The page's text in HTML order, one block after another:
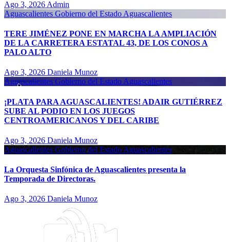
Ago 3, 2026 Admin
Aguascalientes Gobierno del Estado Aguascalientes
TERE JIMÉNEZ PONE EN MARCHA LA AMPLIACIÓN
DE LA CARRETERA ESTATAL 43, DE LOS CONOS A
PALO ALTO
Ago 3, 2026 Daniela Munoz
Aguascalientes Gobierno del Estado Aguascalientes
¡PLATA PARA AGUASCALIENTES! ADAIR GUTIÉRREZ
SUBE AL PODIO EN LOS JUEGOS
CENTROAMERICANOS Y DEL CARIBE
Ago 3, 2026 Daniela Munoz
Aguascalientes Gobierno del Estado Aguascalientes
La Orquesta Sinfónica de Aguascalientes presenta la
Temporada de Directoras.
Ago 3, 2026 Daniela Munoz